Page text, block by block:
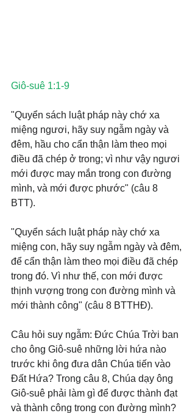
Giô-suê 1:1-9
"Quyển sách luật pháp này chớ xa
miệng ngươi, hãy suy ngẫm ngày và
đêm, hầu cho cẩn thận làm theo mọi
điều đã chép ở trong; vì như vậy ngươi
mới được may mắn trong con đường
mình, và mới được phước" (câu 8
BTT).
"Quyển sách luật pháp này chớ xa
miệng con, hãy suy ngẫm ngày và đêm,
để cẩn thận làm theo mọi điều đã chép
trong đó. Vì như thế, con mới được
thịnh vượng trong con đường mình và
mới thành công" (câu 8 BTTHĐ).
Câu hỏi suy ngẫm: Đức Chúa Trời ban
cho ông Giô-suê những lời hứa nào
trước khi ông đưa dân Chúa tiến vào
Đất Hứa? Trong câu 8, Chúa dạy ông
Giô-suê phải làm gì để được thành đạt
và thành công trong con đường mình?